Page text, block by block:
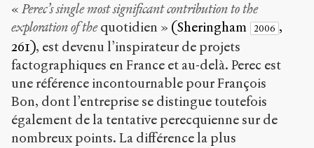
« Perec’s single most significant contribution to the
exploration of thequotidien » (Sheringham 2006 ,
261), est devenu l’inspirateur de projets
factographiques en France et au-delà. Perec est
une référence incontournable pour François
Bon, dont l’entreprise se distingue toutefois
également de la tentative perecquienne sur de
nombreux points. La différence la plus